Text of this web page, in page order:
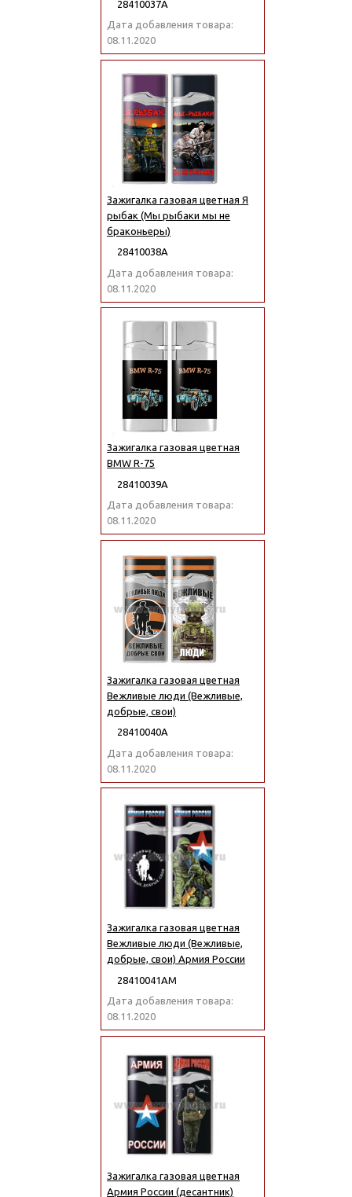
28410037А
Дата добавления товара:
08.11.2020
Зажигалка газовая цветная Я
рыбак (Мы рыбаки мы не
браконьеры)
28410038А
Дата добавления товара:
08.11.2020
Зажигалка газовая цветная
BMW R-75
28410039А
Дата добавления товара:
08.11.2020
Зажигалка газовая цветная
Вежливые люди (Вежливые,
добрые, свои)
28410040А
Дата добавления товара:
08.11.2020
Зажигалка газовая цветная
Вежливые люди (Вежливые,
добрые, свои) Армия России
28410041АМ
Дата добавления товара:
08.11.2020
Зажигалка газовая цветная
Армия России (десантник)